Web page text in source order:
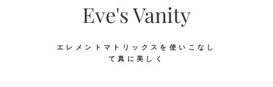
Eve's Vanity
エレメントマトリックスを使いこなし
て真に美しく